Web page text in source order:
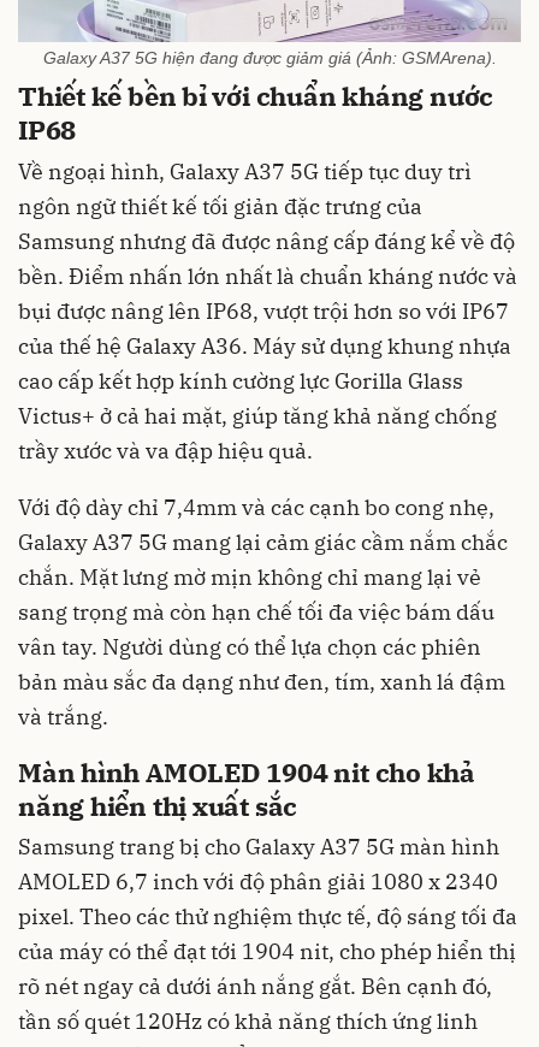
Galaxy A37 5G hiện đang được giảm giá (Ảnh: GSMArena).
Thiết kế bền bỉ với chuẩn kháng nước
IP68
Về ngoại hình, Galaxy A37 5G tiếp tục duy trì
ngôn ngữ thiết kế tối giản đặc trưng của
Samsung nhưng đã được nâng cấp đáng kể về độ
bền. Điểm nhấn lớn nhất là chuẩn kháng nước và
bụi được nâng lên IP68, vượt trội hơn so với IP67
của thế hệ Galaxy A36. Máy sử dụng khung nhựa
cao cấp kết hợp kính cường lực Gorilla Glass
Victus+ ở cả hai mặt, giúp tăng khả năng chống
trầy xước và va đập hiệu quả.
Với độ dày chỉ 7,4mm và các cạnh bo cong nhẹ,
Galaxy A37 5G mang lại cảm giác cầm nắm chắc
chắn. Mặt lưng mờ mịn không chỉ mang lại vẻ
sang trọng mà còn hạn chế tối đa việc bám dấu
vân tay. Người dùng có thể lựa chọn các phiên
bản màu sắc đa dạng như đen, tím, xanh lá đậm
và trắng.
Màn hình AMOLED 1904 nit cho khả
năng hiển thị xuất sắc
Samsung trang bị cho Galaxy A37 5G màn hình
AMOLED 6,7 inch với độ phân giải 1080 x 2340
pixel. Theo các thử nghiệm thực tế, độ sáng tối đa
của máy có thể đạt tới 1904 nit, cho phép hiển thị
rõ nét ngay cả dưới ánh nắng gắt. Bên cạnh đó,
tần số quét 120Hz có khả năng thích ứng linh